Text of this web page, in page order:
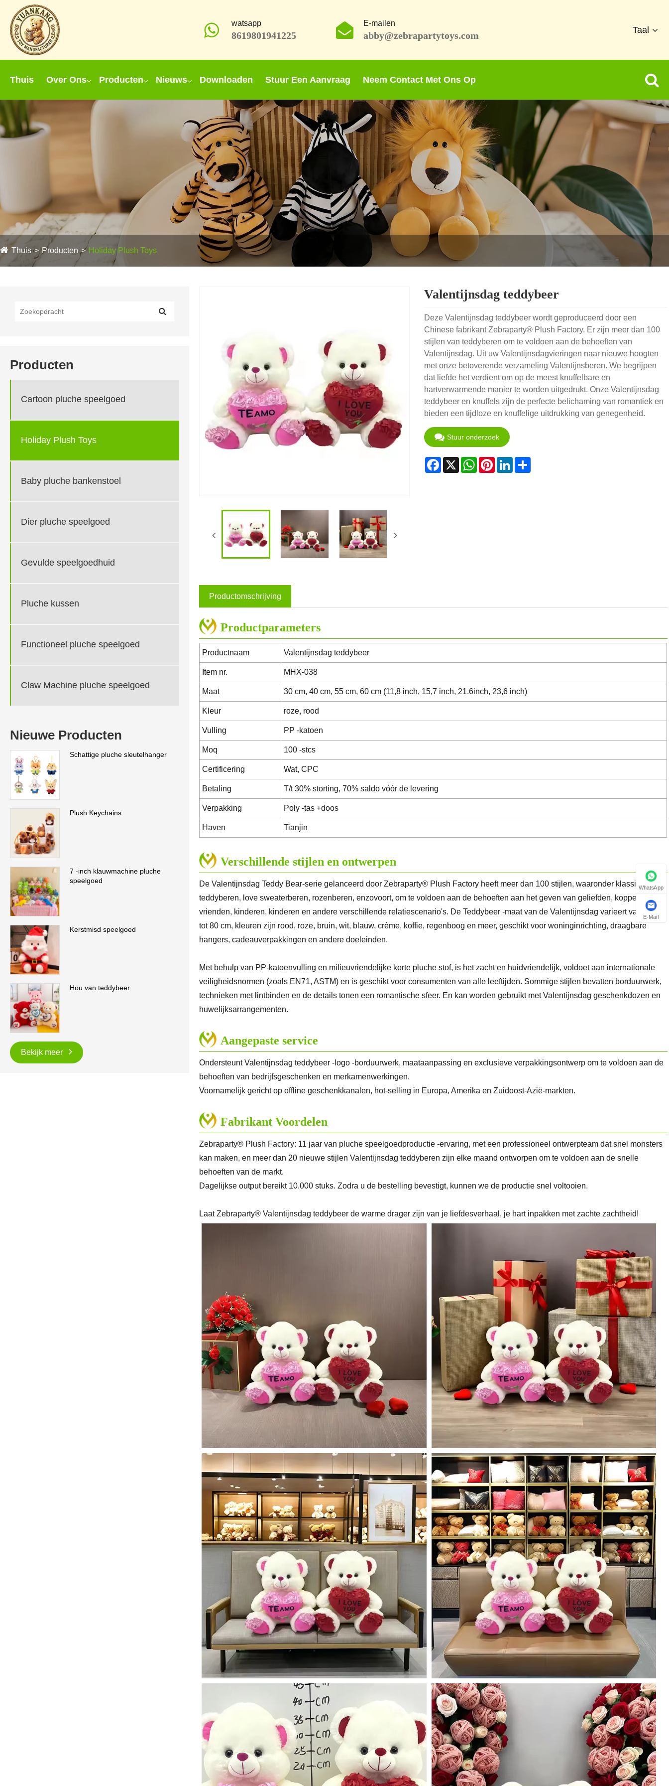
watsapp
8619801941225
E-mailen
abby@zebrapartytoys.com
Taal
Thuis Over Ons Producten Nieuws Downloaden Stuur Een Aanvraag Neem Contact Met Ons Op
Thuis Producten Holiday Plush Toys
Producten
Cartoon pluche speelgoed
Holiday Plush Toys
Baby pluche bankenstoel
Dier pluche speelgoed
Gevulde speelgoedhuid
Pluche kussen
Functioneel pluche speelgoed
Claw Machine pluche speelgoed
Nieuwe Producten
Schattige pluche sleutelhanger
Plush Keychains
7 -inch klauwmachine pluche
speelgoed
Kerstmisd speelgoed
Hou van teddybeer
Bekijk meer
Valentijnsdag teddybeer
Deze Valentijnsdag teddybeer wordt geproduceerd door een
Chinese fabrikant Zebraparty® Plush Factory. Er zijn meer dan 100
stijlen van teddyberen om te voldoen aan de behoeften van
Valentijnsdag. Uit uw Valentijnsdagvieringen naar nieuwe hoogten
met onze betoverende verzameling Valentijnsberen. We begrijpen
dat liefde het verdient om op de meest knuffelbare en
hartverwarmende manier te worden uitgedrukt. Onze Valentijnsdag
teddybeer en knuffels zijn de perfecte belichaming van romantiek en
bieden een tijdloze en knuffelige uitdrukking van genegenheid.
Stuur onderzoek
Facebook
X WhatsApp
PinterestLinkedInShare
Productomschrijving
Productparameters
Productnaam Valentijnsdag teddybeer
Item nr. MHX-038
Maat 30 cm, 40 cm, 55 cm, 60 cm (11,8 inch, 15,7 inch, 21.6inch, 23,6 inch)
Kleur roze, rood
Vulling PP -katoen
Moq 100 -stcs
Certificering Wat, CPC
Betaling T/t 30% storting, 70% saldo vóór de levering
Verpakking Poly -tas +doos
Haven Tianjin
Verschillende stijlen en ontwerpen
De Valentijnsdag Teddy Bear-serie gelanceerd door Zebraparty® Plush Factory heeft meer dan 100 stijlen, waaronder klassieke
teddyberen, love sweaterberen, rozenberen, enzovoort, om te voldoen aan de behoeften aan het geven van geliefden, koppels,
vrienden, kinderen, kinderen en andere verschillende relatiescenario's. De Teddybeer -maat van de Valentijnsdag varieert van 25 cm
tot 80 cm, kleuren zijn rood, roze, bruin, wit, blauw, crème, koffie, regenboog en meer, geschikt voor woninginrichting, draagbare
hangers, cadeauverpakkingen en andere doeleinden.
Met behulp van PP-katoenvulling en milieuvriendelijke korte pluche stof, is het zacht en huidvriendelijk, voldoet aan internationale
veiligheidsnormen (zoals EN71, ASTM) en is geschikt voor consumenten van alle leeftijden. Sommige stijlen bevatten borduurwerk,
technieken met lintbinden en de details tonen een romantische sfeer. En kan worden gebruikt met Valentijnsdag geschenkdozen en
huwelijksarrangementen.
Aangepaste service
Ondersteunt Valentijnsdag teddybeer -logo -borduurwerk, maataanpassing en exclusieve verpakkingsontwerp om te voldoen aan de
behoeften van bedrijfsgeschenken en merkamenwerkingen.
Voornamelijk gericht op offline geschenkkanalen, hot-selling in Europa, Amerika en Zuidoost-Azië-markten.
Fabrikant Voordelen
Zebraparty® Plush Factory: 11 jaar van pluche speelgoedproductie -ervaring, met een professioneel ontwerpteam dat snel monsters
kan maken, en meer dan 20 nieuwe stijlen Valentijnsdag teddyberen zijn elke maand ontworpen om te voldoen aan de snelle
behoeften van de markt.
Dagelijkse output bereikt 10.000 stuks. Zodra u de bestelling bevestigt, kunnen we de productie snel voltooien.
Laat Zebraparty® Valentijnsdag teddybeer de warme drager zijn van je liefdesverhaal, je hart inpakken met zachte zachtheid!
WhatsApp
E-Mail